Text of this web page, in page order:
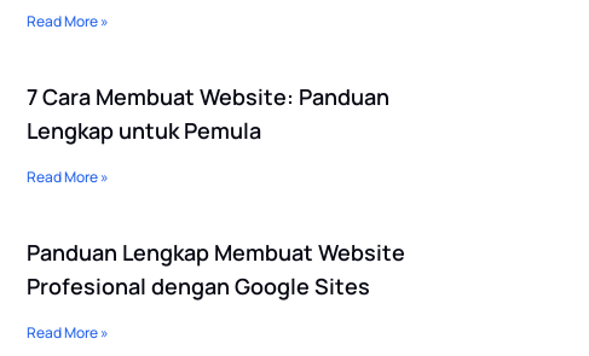
Read More »
7 Cara Membuat Website: Panduan
Lengkap untuk Pemula
Read More »
Panduan Lengkap Membuat Website
Profesional dengan Google Sites
Read More »